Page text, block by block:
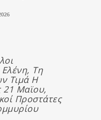
Τη
Τιμά Η
21 Μαϊου,
Προστάτες